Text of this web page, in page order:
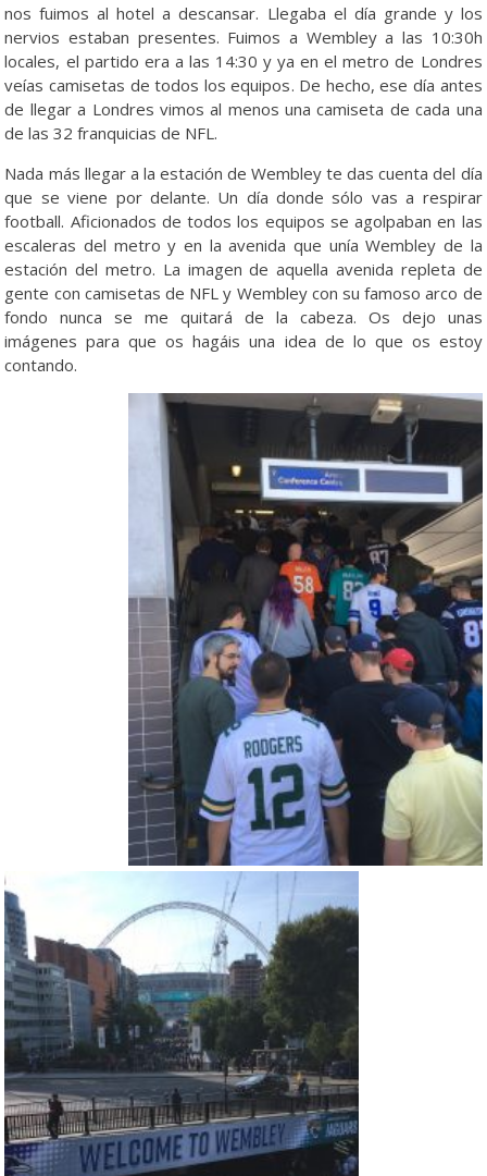
nos fuimos al hotel a descansar. Llegaba el día grande y los
nervios estaban presentes. Fuimos a Wembley a las 10:30h
locales, el partido era a las 14:30 y ya en el metro de Londres
veías camisetas de todos los equipos. De hecho, ese día antes
de llegar a Londres vimos al menos una camiseta de cada una
de las 32 franquicias de NFL.
Nada más llegar a la estación de Wembley te das cuenta del día
que se viene por delante. Un día donde sólo vas a respirar
football. Aficionados de todos los equipos se agolpaban en las
escaleras del metro y en la avenida que unía Wembley de la
estación del metro. La imagen de aquella avenida repleta de
gente con camisetas de NFL y Wembley con su famoso arco de
fondo nunca se me quitará de la cabeza. Os dejo unas
imágenes para que os hagáis una idea de lo que os estoy
contando.